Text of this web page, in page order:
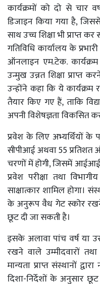
कार्यक्रमों को दो से चार
डिजाइन किया गया है,
साथ उच्च शिक्षा भी
गतिविधि कार्यालय के
ऑनलाइन एम.टेक. कार्यक्रम
उन्मुख उन्नत शिक्षा
उन्होंने कहा कि ये
तैयार किए गए हैं, ताकि
अपनी विशेषज्ञता विकसित
प्रवेश के लिए अभ्यर्थियों के
सीपीआई अथवा 55 प्रतिशत
चरणों में होगी, जिसमें
प्रवेश परीक्षा तथा
साक्षात्कार शामिल होगा।
के अनुरूप वैध गेट स्कोर रखने
छूट दी जा सकती है।
इसके अलावा पांच वर्ष या
रखने वाले उम्मीदवारों
मान्यता प्राप्त संस्थानों
दिशा-निर्देशों के अनुसार